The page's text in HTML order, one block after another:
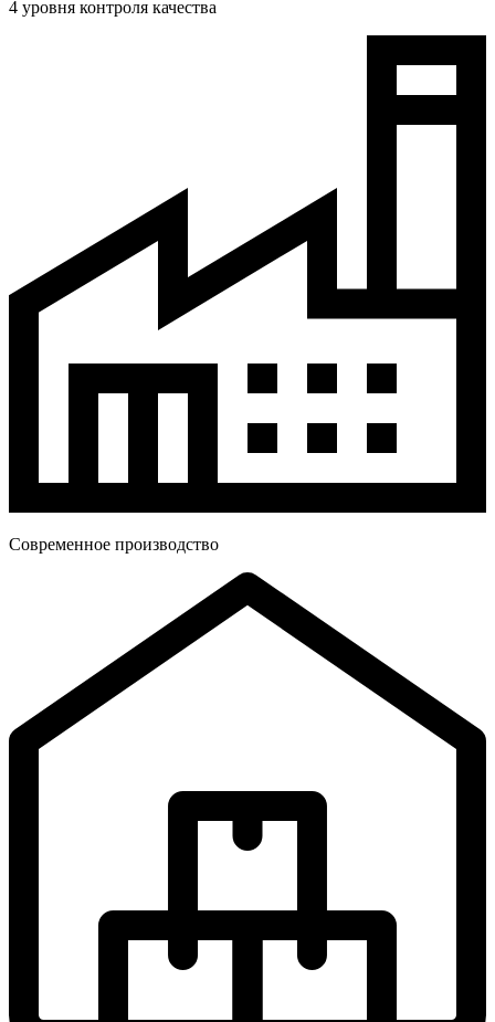
4 уровня контроля качества
Современное производство